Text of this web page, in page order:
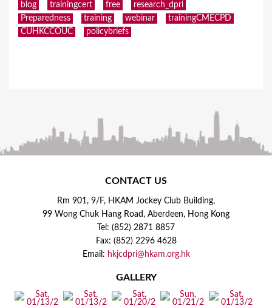
blog trainingcert free
research_dpri
Preparedness
training webinar
trainingCMECPD
CUHKCCOUC
policybriefs
CONTACT US
Rm 901, 9/F, HKAM Jockey Club Building,
99 Wong Chuk Hang Road, Aberdeen, Hong Kong
Tel: (852) 2871 8857
Fax: (852) 2296 4628
Email: hkjcdpri@hkam.org.hk
GALLERY